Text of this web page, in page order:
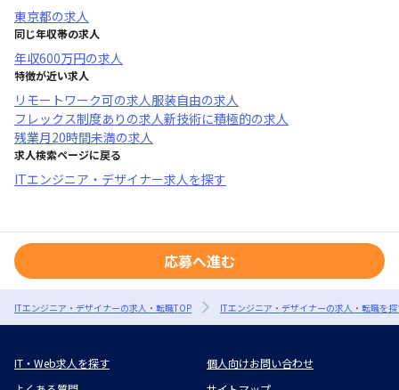
東京都の求人
同じ年収帯の求人
年収600万円の求人
特徴が近い求人
リモートワーク可の求人服装自由の求人
フレックス制度あり の求人新技術に積極的の求人
残業月20時間未満の求人
求人検索ページに戻る
ITエンジニア・デザイナー求人を探す
応募へ進む
ITエンジニア・デザイナーの求人・転職TOP ITエンジニア・デザイナーの求人・転職を
IT・Web求人を探す
個人向けお問い合わせ